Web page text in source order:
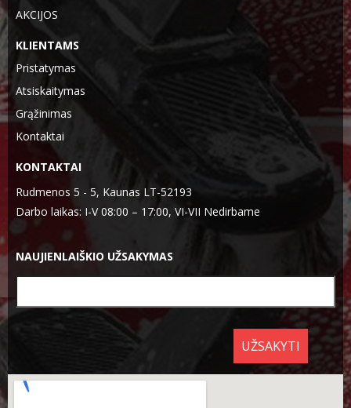
AKCIJOS
KLIENTAMS
Pristatymas
Atsiskaitymas
Grąžinimas
Kontaktai
KONTAKTAI
Rudmenos 5 - 5, Kaunas LT-52193
Darbo laikas: I-V 08:00 – 17:00, VI-VII Nedirbame
NAUJIENLAIŠKIO UŽSAKYMAS
UŽSAKYTI